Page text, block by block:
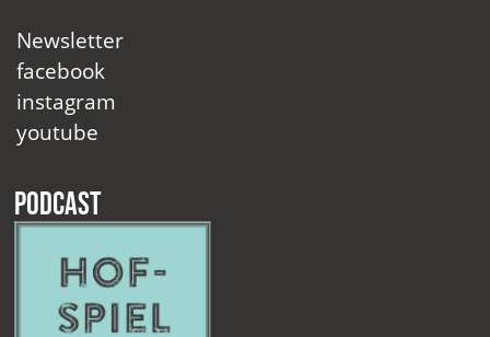
Newsletter
facebook
instagram
youtube
Podcast